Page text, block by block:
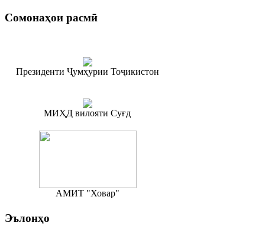
Сомонаҳои расмӣ
Президенти Ҷумҳурии Тоҷикистон
МИҲД вилояти Суғд
АМИТ "Ховар"
Эълонҳо